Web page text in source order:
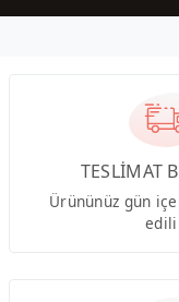
TESLİMAT
Ürününüz gün